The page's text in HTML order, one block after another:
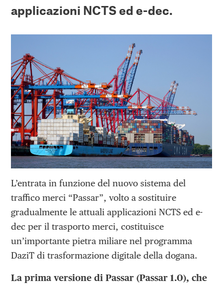
applicazioni NCTS ed e-dec.
L’entrata in funzione del nuovo sistema del
traffico merci “Passar”, volto a sostituire
gradualmente le attuali applicazioni NCTS ed e-
dec per il trasporto merci, costituisce
un’importante pietra miliare nel programma
DaziT di trasformazione digitale della dogana.
La prima versione di Passar (Passar 1.0), che